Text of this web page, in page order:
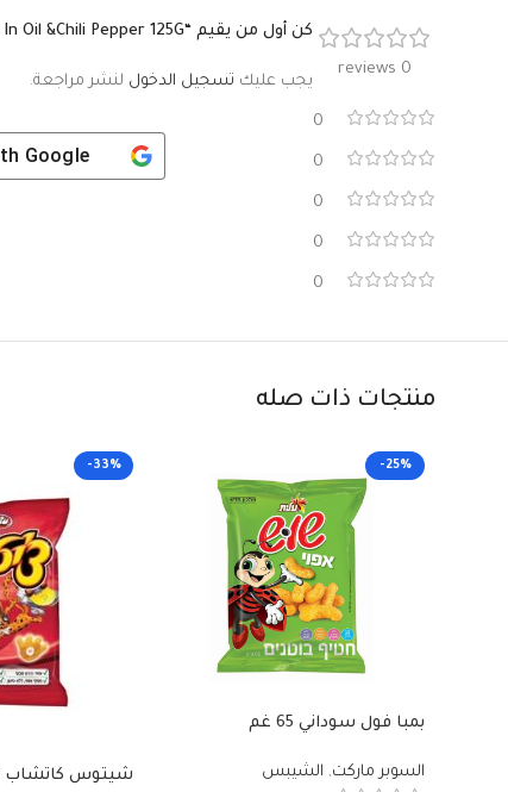
0 reviews
0
0
0
0
0
كن أول من يقيم “Mario Sardines In Oil &Chili Pepper 125G”
يجب عليك تسجيل الدخول لنشر مراجعة.
Google
منتجات ذات صله
-25%
بمبا فول سوداني 65 غم
السوبر ماركت, الشيبس
-33%
شيتوس كاتشاب 25غم